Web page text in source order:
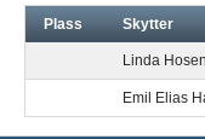
Plass Skytter
Linda
Emil Elias